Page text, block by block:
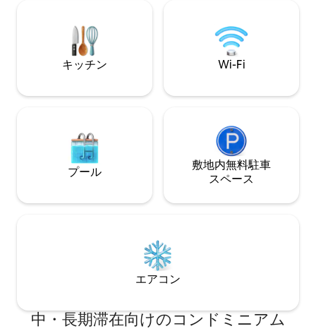
━━━━━━━━━━━━━━━━━━━━━━━━━
す。」 — Yairさん
キッチン Wi-Fi
プール
敷地内無料駐⁠車
ス⁠ペ⁠ー⁠ス
エアコン
中・長期滞在向けのコンドミニアム